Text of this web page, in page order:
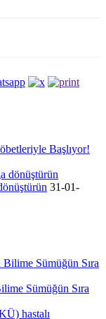
Başlıyor!
31-01-
Sümüğün Sıra